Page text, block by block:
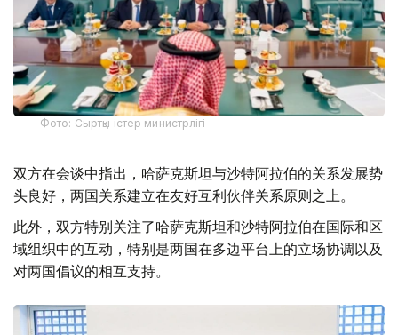
Фото: Сыртқы істер министрлігі
双方在会谈中指出，哈萨克斯坦与沙特阿拉伯的关系发展势
头良好，两国关系建立在友好互利伙伴关系原则之上。
此外，双方特别关注了哈萨克斯坦和沙特阿拉伯在国际和区
域组织中的互动，特别是两国在多边平台上的立场协调以及
对两国倡议的相互支持。